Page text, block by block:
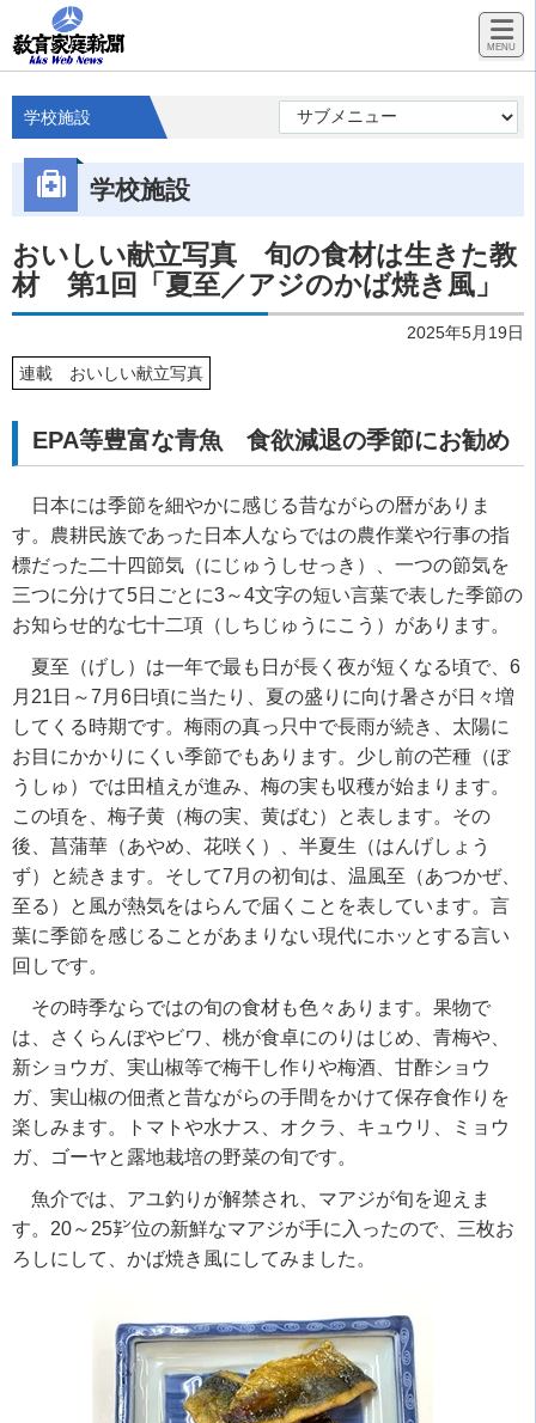
学校施設
学校施設
おいしい献立写真 旬の食材は生きた教
材 第1回「夏至／アジのかば焼き風」
2025年5月19日
連載 おいしい献立写真
EPA等豊富な青魚 食欲減退の季節にお勧め
日本には季節を細やかに感じる昔ながらの暦がありま
す。農耕民族であった日本人ならではの農作業や行事の指
標だった二十四節気（にじゅうしせっき）、一つの節気を
三つに分けて5日ごとに3～4文字の短い言葉で表した季節の
お知らせ的な七十二項（しちじゅうにこう）があります。
夏至（げし）は一年で最も日が長く夜が短くなる頃で、6
月21日～7月6日頃に当たり、夏の盛りに向け暑さが日々増
してくる時期です。梅雨の真っ只中で長雨が続き、太陽に
お目にかかりにくい季節でもあります。少し前の芒種（ぼ
うしゅ）では田植えが進み、梅の実も収穫が始まります。
この頃を、梅子黄（梅の実、黄ばむ）と表します。その
後、菖蒲華（あやめ、花咲く）、半夏生（はんげしょう
ず）と続きます。そして7月の初旬は、温風至（あつかぜ、
至る）と風が熱気をはらんで届くことを表しています。言
葉に季節を感じることがあまりない現代にホッとする言い
回しです。
その時季ならではの旬の食材も色々あります。果物で
は、さくらんぼやビワ、桃が食卓にのりはじめ、青梅や、
新ショウガ、実山椒等で梅干し作りや梅酒、甘酢ショウ
ガ、実山椒の佃煮と昔ながらの手間をかけて保存食作りを
楽しみます。トマトや水ナス、オクラ、キュウリ、ミョウ
ガ、ゴーヤと露地栽培の野菜の旬です。
魚介では、アユ釣りが解禁され、マアジが旬を迎えま
す。20～25㌢位の新鮮なマアジが手に入ったので、三枚お
ろしにして、かば焼き風にしてみました。